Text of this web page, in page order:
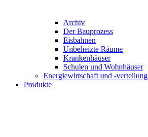
Archiv
Der Bauprozess
Eisbahnen
Unbeheizte Räume
Krankenhäuser
Schulen und Wohnhäuser
Energiewirtschaft und -verteilung
Produkte